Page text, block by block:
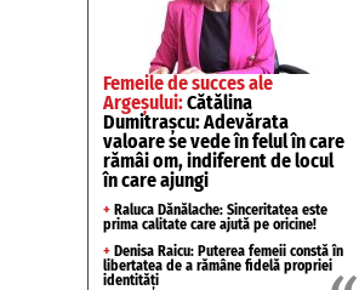
Femeile de succes ale
Argeșului:Cătălina
Dumitrașcu: Adevărata
valoare se vede în felul în care
rămâi om, indiferent de locul
în care ajungi
+ Raluca Dănălache: Sinceritatea este
prima calitate care ajută pe oricine!
+ Denisa Raicu: Puterea femeii constă în
libertatea de a rămâne fidelă propriei
identități